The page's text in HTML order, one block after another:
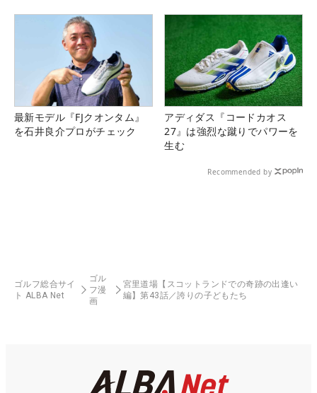
最新モデル『FJクオンタム』
を石井良介プロがチェック
アディダス『コードカオス
27』は強烈な蹴りでパワーを
生む
Recommended by
ゴルフ総合サイ
ト ALBA Net
ゴル
フ漫
画
宮里道場【スコットランドでの奇跡の出逢い
編】第43話／誇りの子どもたち